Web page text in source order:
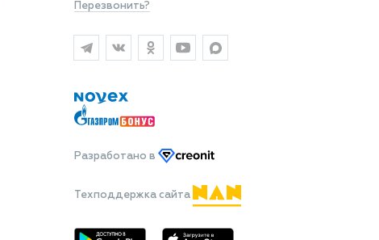
Перезвонить?
Разработано в
Техподдержка сайта